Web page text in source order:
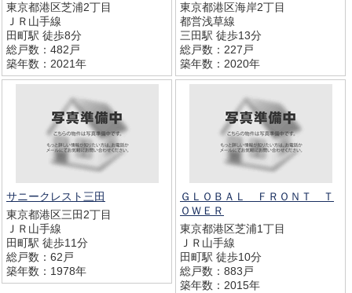
東京都港区芝浦2丁目
ＪＲ山手線
田町駅 徒歩8分
総戸数：482戸
築年数：2021年
東京都港区海岸2丁目
都営浅草線
三田駅 徒歩13分
総戸数：227戸
築年数：2020年
サニークレスト三田
東京都港区三田2丁目
ＪＲ山手線
田町駅 徒歩11分
総戸数：62戸
築年数：1978年
ＧＬＯＢＡＬ ＦＲＯＮＴ Ｔ
ＯＷＥＲ
東京都港区芝浦1丁目
ＪＲ山手線
田町駅 徒歩10分
総戸数：883戸
築年数：2015年